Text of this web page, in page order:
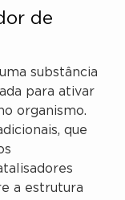
de
substância
para ativar
organismo.
que
a estrutura